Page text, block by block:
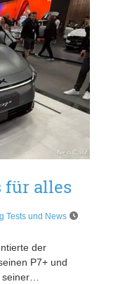
für alles
Tests und News
der
P7+ und